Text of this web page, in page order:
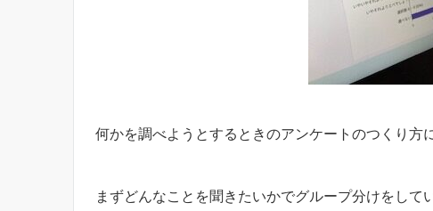
何かを調べようとするときのアンケートのつくり方
まずどんなことを聞きたいかでグループ分けをして